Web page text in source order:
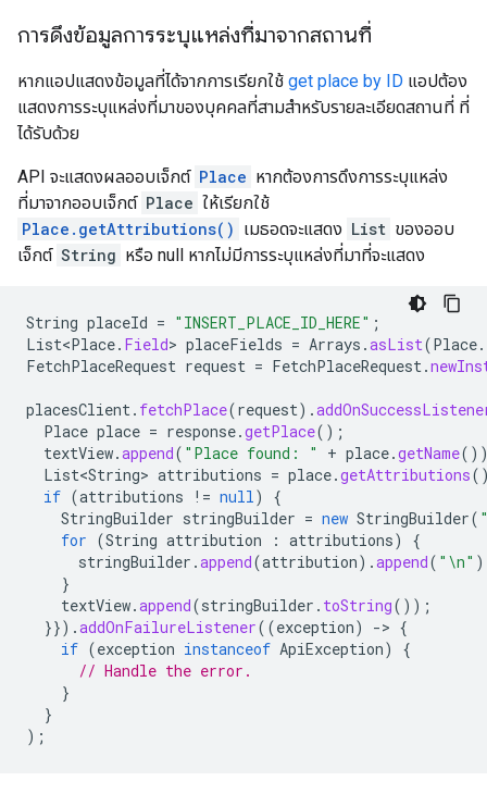
การดึงข้อมูลการระบุแหล่งที่มาจากสถานที่
หากแอปแสดงข้อมูลที่ได้จากการเรียกใช้ get place by ID แอปต้อง
แสดงการระบุแหล่งที่มาของบุคคลที่สามสำหรับรายละเอียดสถานที่ ที่
ได้รับด้วย
API จะแสดงผลออบเจ็กต์ Place หากต้องการดึงการระบุแหล่ง
ที่มาจากออบเจ็กต์ Place ให้เรียกใช้
Place.getAttributions() เมธอดจะแสดง List ของออบ
เจ็กต์ String หรือ null หากไม่มีการระบุแหล่งที่มาที่จะแสดง
String placeId = "INSERT_PLACE_ID_HERE" ;
List<Place. Field> placeFields = Arrays .asList(Place.
FetchPlaceRequest request = FetchPlaceRequest.
placesClient. fetchPlace(request).
Place place = response.getPlace();
textView.append( "Place found: " + place.getName
List<String> attributions = place.getAttributions
if (attributions != null)
{
StringBuilder stringBuilder = new StringBuilder(
for (String attribution : attributions)
{
stringBuilder .append(attribution).append( "\n"
}
textView.append(stringBuilder . toString());
}}).addOnFailureListener((exception) -> {
if (exception instanceof ApiException)
{
// Handle the error.
}
}
);